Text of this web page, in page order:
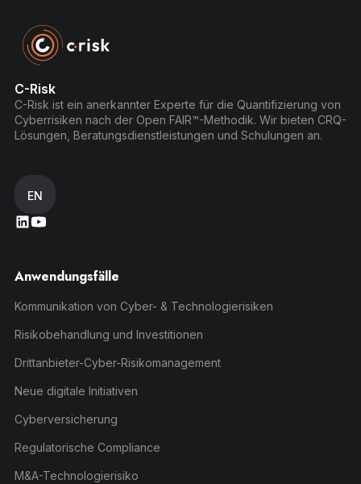
C-Risk
C-Risk ist ein anerkannter Experte für die Quantifizierung von
Cyberrisiken nach der Open FAIR™-Methodik. Wir bieten CRQ-
Lösungen, Beratungsdienstleistungen und Schulungen an.
EN
Anwendungsfälle
Kommunikation von Cyber- & Technologierisiken
Risikobehandlung und Investitionen
Drittanbieter-Cyber-Risikomanagement
Neue digitale Initiativen
Cyberversicherung
Regulatorische Compliance
M&A-Technologierisiko